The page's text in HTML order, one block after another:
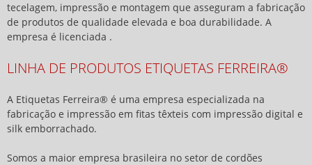
tecelagem, impressão e montagem que asseguram a fabricação
de produtos de qualidade elevada e boa durabilidade. A
empresa é licenciada .
LINHA DE PRODUTOS ETIQUETAS FERREIRA®
A Etiquetas Ferreira® é uma empresa especializada na
fabricação e impressão em fitas têxteis com impressão digital e
silk emborrachado.
Somos a maior empresa brasileira no setor de cordões